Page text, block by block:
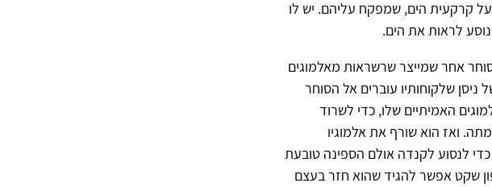
על קרקעית הים, שמפקח עליהם. יש לו
לראות את הים.
אחר שמייצר שרשראות מאלמוגים
שלקוחותיו עוברים אל הסוחר
האמיתיים שלו, כדי לשרוד
ואז הוא שורף את אלמוגיו
כדי לנסוע לקנדה אולם הספינה טובעת
שקט אפשר להגיד שהוא חזר בעצם